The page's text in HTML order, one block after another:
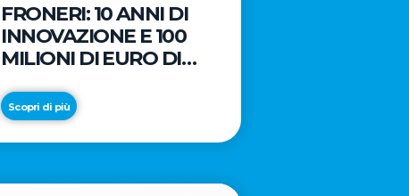
FRONERI: 10 ANNI DI
INNOVAZIONE E 100
MILIONI DI EURO DI
PER LO SVILUPPO DEL
MERCATO ITALIANO
DEL GELATO
Scopri di più